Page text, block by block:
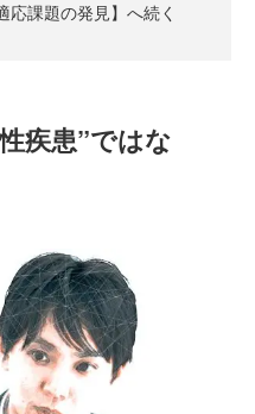
応課題の発見】へ続く
疾患”ではな